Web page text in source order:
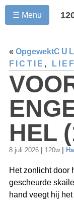
☰ Menu
« Opgewekt
FICTIE ,
HEL
8 juli 2026 120w
Het zonlicht door
gescheurde
hand veegt hij